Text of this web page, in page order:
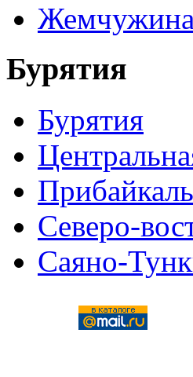
Бурятия
Бурятия
Северо-
Саяно-